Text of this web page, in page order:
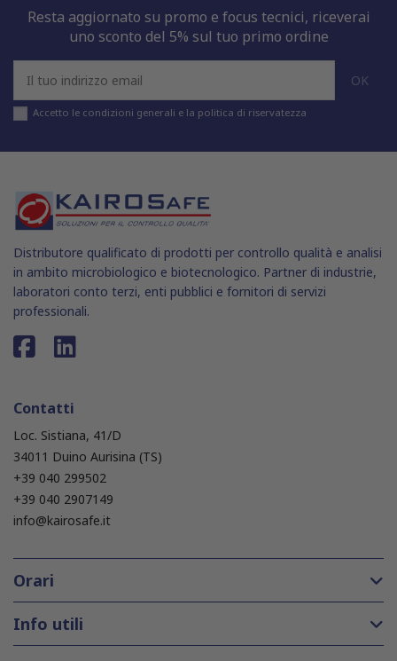
Resta aggiornato su promo e focus tecnici, riceverai
uno sconto del 5% sul tuo primo ordine
Accetto le condizioni generali e la politica di riservatezza
Distributore qualificato di prodotti per controllo qualità e analisi
in ambito microbiologico e biotecnologico. Partner di industrie,
laboratori conto terzi, enti pubblici e fornitori di servizi
professionali.
Contatti
Loc. Sistiana, 41/D
34011 Duino Aurisina (TS)
+39 040 299502
+39 040 2907149
info@kairosafe.it
Orari
Info utili